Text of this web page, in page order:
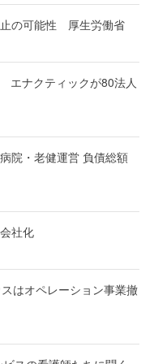
の可能性 厚生労働省
エナクティックが80法人
院・老健運営 負債総額
社化
はオペレーション事業撤